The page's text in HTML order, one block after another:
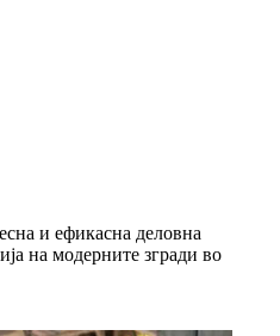
и ефикасна деловна
на модерните згради во